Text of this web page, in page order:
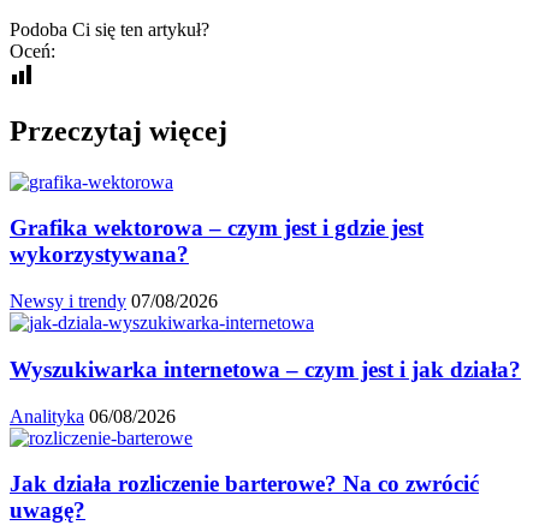
Podoba Ci się ten artykuł?
Oceń:
Przeczytaj więcej
Grafika wektorowa – czym jest i gdzie jest
wykorzystywana?
Newsy i trendy 07/08/2026
Wyszukiwarka internetowa – czym jest i jak działa?
Analityka 06/08/2026
Jak działa rozliczenie barterowe? Na co zwrócić
uwagę?